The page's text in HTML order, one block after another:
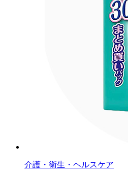
介護・衛生・ヘルスケア